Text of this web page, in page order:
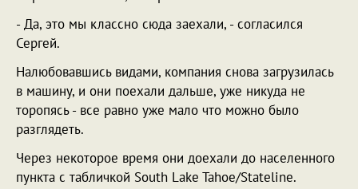
- Да, это мы классно сюда заехали, - согласился
Сергей.
Налюбовавшись видами, компания снова загрузилась
в машину, и они поехали дальше, уже никуда не
торопясь - все равно уже мало что можно было
разглядеть.
Через некоторое время они доехали до населенного
пункта с табличкой South Lake Tahoe/Stateline.